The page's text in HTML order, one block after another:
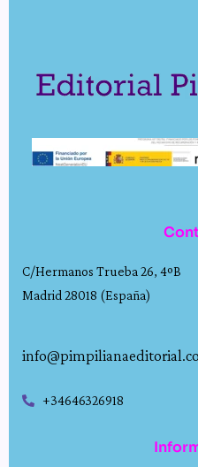
C/Hermanos Trueba 26, 4ºB
Madrid 28018 (España)
+34646326918